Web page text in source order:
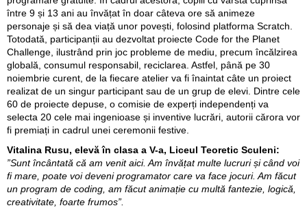
între 9 și 13 ani au învățat în doar câteva ore să animeze
personaje și să dea viață unor povești, folosind platforma Scratch.
Totodată, participanții au dezvoltat proiecte Code for the Planet
Challenge, ilustrând prin joc probleme de mediu, precum încălzirea
globală, consumul responsabil, reciclarea. Astfel, până pe 30
noiembrie curent, de la fiecare atelier va fi înaintat câte un proiect
realizat de un singur participant sau de un grup de elevi. Dintre cele
60 de proiecte depuse, o comisie de experți independenți va
selecta 20 cele mai ingenioase și inventive lucrări, autorii cărora vor
fi premiați in cadrul unei ceremonii festive.
Vitalina Rusu, elevă în clasa a V-a, Liceul Teoretic Sculeni:
”Sunt încântată că am venit aici. Am învățat multe lucruri și când voi
fi mare, poate voi deveni programator care va face jocuri. Am făcut
un program de coding, am făcut animație cu multă fantezie, logică,
creativitate, foarte frumos”.